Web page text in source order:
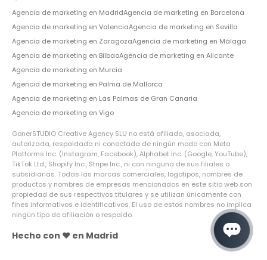
Agencia de marketing en MadridAgencia de marketing en Barcelona
Agencia de marketing en ValenciaAgencia de marketing en Sevilla
Agencia de marketing en ZaragozaAgencia de marketing en Málaga
Agencia de marketing en BilbaoAgencia de marketing en Alicante
Agencia de marketing en Murcia
Agencia de marketing en Palma de Mallorca
Agencia de marketing en Las Palmas de Gran Canaria
Agencia de marketing en Vigo
GonerSTUDIO Creative Agency SLU no está afiliada, asociada,
autorizada, respaldada ni conectada de ningún modo con Meta
Platforms Inc. (Instagram, Facebook), Alphabet Inc. (Google, YouTube),
TikTok Ltd., Shopify Inc., Stripe Inc., ni con ninguna de sus filiales o
subsidiarias. Todas las marcas comerciales, logotipos, nombres de
productos y nombres de empresas mencionados en este sitio web son
propiedad de sus respectivos titulares y se utilizan únicamente con
fines informativos e identificativos. El uso de estos nombres no implica
ningún tipo de afiliación o respaldo.
Hecho con ❤️ en Madrid